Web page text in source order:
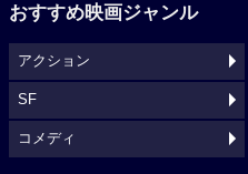
おすすめ映画ジャンル
アクション
SF
コメディ